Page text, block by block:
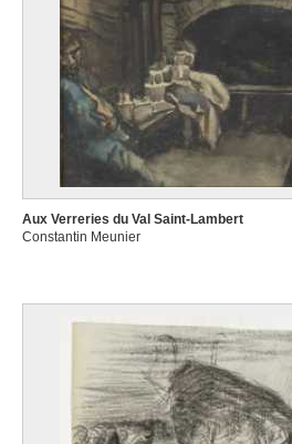
Aux Verreries du Val Saint-Lambert
Constantin Meunier